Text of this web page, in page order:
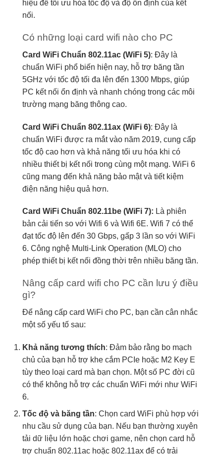
hiệu để tối ưu hóa tốc độ và độ ổn định của kết
nối.
Có những loại card wifi nào cho PC
Card WiFi Chuẩn 802.11ac (WiFi 5): Đây là
chuẩn WiFi phổ biến hiện nay, hỗ trợ băng tần
5GHz với tốc độ tối đa lên đến 1300 Mbps, giúp
PC kết nối ổn định và nhanh chóng trong các môi
trường mạng băng thông cao.
Card WiFi Chuẩn 802.11ax (WiFi 6): Đây là
chuẩn WiFi được ra mắt vào năm 2019, cung cấp
tốc độ cao hơn và khả năng tối ưu hóa khi có
nhiều thiết bị kết nối trong cùng một mạng. WiFi 6
cũng mang đến khả năng bảo mật và tiết kiệm
điện năng hiệu quả hơn.
Card WiFi Chuẩn 802.11be (WiFi 7): Là phiên
bản cải tiến so với Wifi 6 và Wifi 6E. Wifi 7 có thể
đạt tốc độ lên đến 30 Gbps, gấp 3 lần so với WiFi
6. Công nghệ Multi-Link Operation (MLO) cho
phép thiết bị kết nối đồng thời trên nhiều băng tần.
Nâng cấp card wifi cho PC cần lưu ý điều
gì?
Để nâng cấp card WiFi cho PC, bạn cần cân nhắc
một số yếu tố sau:
Khả năng tương thích: Đảm bảo rằng bo mạch
chủ của bạn hỗ trợ khe cắm PCIe hoặc M2 Key E
tùy theo loại card mà bạn chọn. Một số PC đời cũ
có thể không hỗ trợ các chuẩn WiFi mới như WiFi
6.
Tốc độ và băng tần: Chọn card WiFi phù hợp với
nhu cầu sử dụng của bạn. Nếu bạn thường xuyên
tải dữ liệu lớn hoặc chơi game, nên chọn card hỗ
trợ chuẩn 802.11ac hoặc 802.11ax để có trải